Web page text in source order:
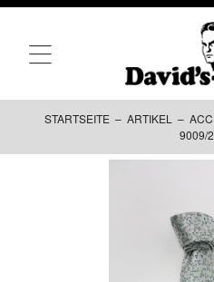
STARTSEITE – ARTIKEL –
9009/